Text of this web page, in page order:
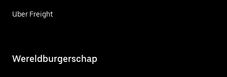
Uber Freight
Wereldburgerschap